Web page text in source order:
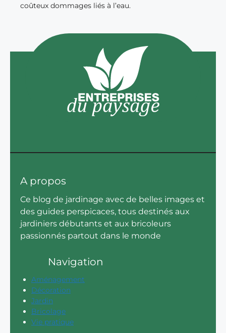
coûteux dommages liés à l’eau.
A propos
Ce blog de jardinage avec de belles images et
des guides perspicaces, tous destinés aux
jardiniers débutants et aux bricoleurs
passionnés partout dans le monde
Navigation
Aménagement
Décoration
Jardin
Bricolage
Vie pratique